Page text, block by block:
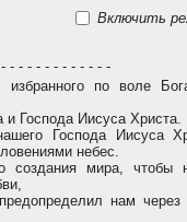
Включить
- - - - - - - - - - - -
избранного по воле
Господа Иисуса Христа.
Господа Иисуса
небес.
мира, чтобы
нам через